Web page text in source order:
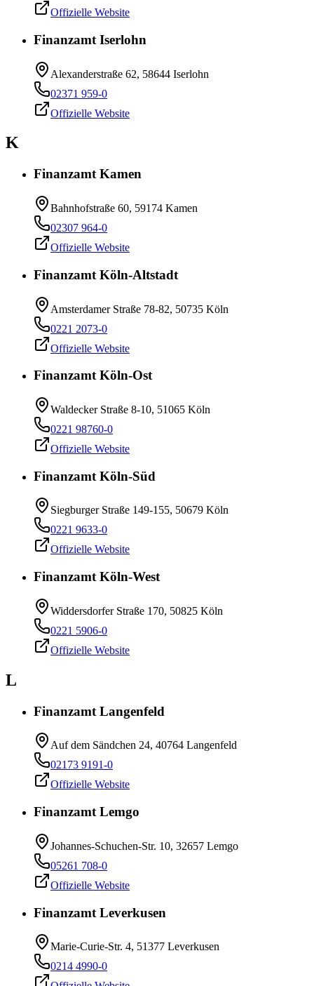
Offizielle Website
Finanzamt Iserlohn
Alexanderstraße 62, 58644 Iserlohn
02371 959-0
Offizielle Website
K
Finanzamt Kamen
Bahnhofstraße 60, 59174 Kamen
02307 964-0
Offizielle Website
Finanzamt Köln-Altstadt
Amsterdamer Straße 78-82, 50735 Köln
0221 2073-0
Offizielle Website
Finanzamt Köln-Ost
Waldecker Straße 8-10, 51065 Köln
0221 98760-0
Offizielle Website
Finanzamt Köln-Süd
Siegburger Straße 149-155, 50679 Köln
0221 9633-0
Offizielle Website
Finanzamt Köln-West
Widdersdorfer Straße 170, 50825 Köln
0221 5906-0
Offizielle Website
L
Finanzamt Langenfeld
Auf dem Sändchen 24, 40764 Langenfeld
02173 9191-0
Offizielle Website
Finanzamt Lemgo
Johannes-Schuchen-Str. 10, 32657 Lemgo
05261 708-0
Offizielle Website
Finanzamt Leverkusen
Marie-Curie-Str. 4, 51377 Leverkusen
0214 4990-0